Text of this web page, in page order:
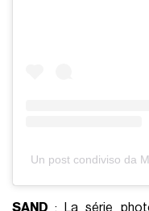
Un post condiviso da
SAND: La série